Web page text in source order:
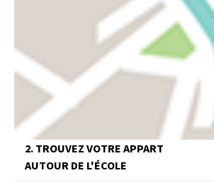
2. TROUVEZ VOTRE APPART
AUTOUR DE L'ÉCOLE